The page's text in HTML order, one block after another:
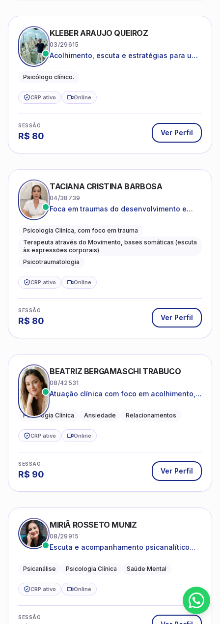
KLEBER ARAUJO QUEIROZ
03/29615
Acolhimento, escuta e estratégias para uma
Psicólogo clínico.
CRP ativo Online
SESSÃO
R$ 80 Ver Perfil
TACIANA CRISTINA BARBOSA
04/38739
Foca em traumas do desenvolvimento e
Psicologia Clínica, com foco em trauma
Terapeuta através do Movimento, bases somáticas (escuta
às expressões corporais)
Psicotraumatologia
CRP ativo Online
SESSÃO
R$ 80 Ver Perfil
BEATRIZ BERGAMASCHI TRABUCO
08/42531
Atuação clínica com foco em acolhimento,
Psicologia Clínica Ansiedade Relacionamentos
CRP ativo Online
SESSÃO
R$ 90 Ver Perfil
MIRIÃ ROSSETO MUNIZ
08/29915
Escuta e acompanhamento psicanalítico
Psicanálise Psicologia Clínica Saúde Mental
CRP ativo Online
SESSÃO